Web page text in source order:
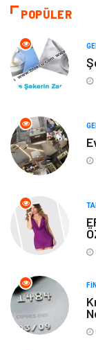
Giyim
Otomotiv
Gıda
Gayrimenkul
Anne & Çocuk
Tatil
Emlak
Ev İşleri
Gençlik &
POPÜLER